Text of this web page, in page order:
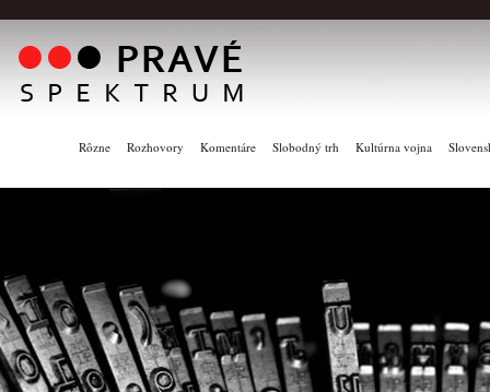
Rôzne Rozhovory Komentáre Slobodný trh Kultúrna vojna